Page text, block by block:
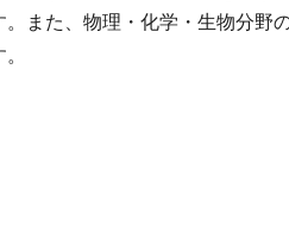
また、物理・化学・生物分野